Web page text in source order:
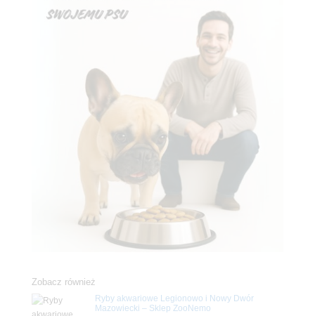
Zobacz również
Ryby akwariowe Legionowo i Nowy Dwór
Mazowiecki – Sklep ZooNemo